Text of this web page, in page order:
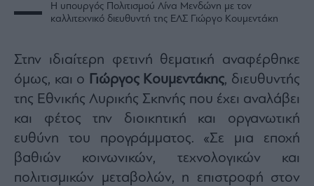
Η υπουργός Πολιτισμού Λίνα Μενδώνη με τον
καλλιτεχνικό διευθυντή της ΕΛΣ Γιώργο Κουμεντάκη
Στην ιδιαίτερη φετινή θεματική αναφέρθηκε
όμως, και ο Γιώργος Κουμεντάκης, διευθυντής
της Εθνικής Λυρικής Σκηνής που έχει αναλάβει
και φέτος την διοικητική και οργανωτική
ευθύνη του προγράμματος. «Σε μια εποχή
βαθιών κοινωνικών, τεχνολογικών και
πολιτισμικών μεταβολών, η επιστροφή στον